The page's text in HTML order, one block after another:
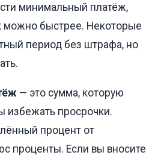
минимальный платёж,
можно быстрее. Некоторые
период без штрафа, но
— это сумма, которую
избежать просрочки.
процент от
проценты. Если вы вносите